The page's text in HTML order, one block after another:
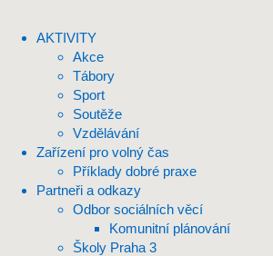
AKTIVITY
Akce
Tábory
Sport
Soutěže
Vzdělávání
Zařízení pro volný čas
Příklady dobré praxe
Partneři a odkazy
Odbor sociálních věcí
Komunitní plánování
Školy Praha 3